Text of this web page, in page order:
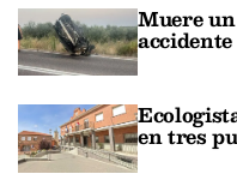
Muere
en tres